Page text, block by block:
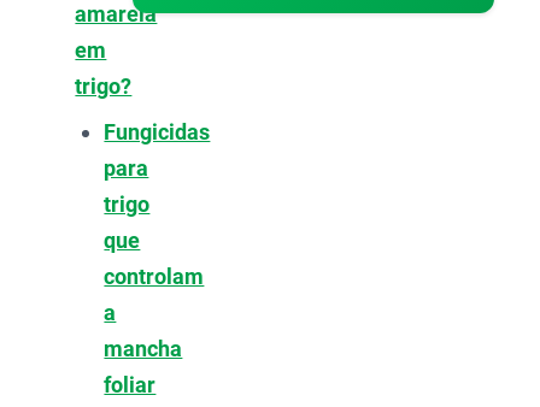
amarela
em
trigo?
Fungicidas
para
trigo
que
controlam
a
mancha
foliar